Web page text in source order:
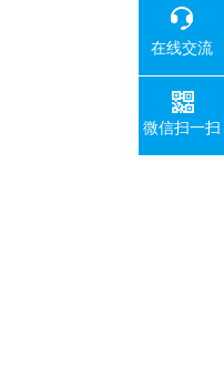
在线交流
微信扫一扫